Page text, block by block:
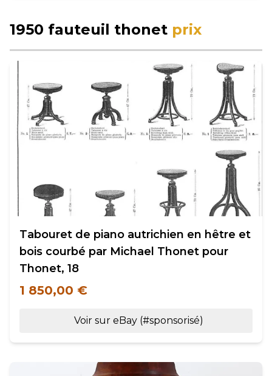
1950 fauteuil thonet prix
Tabouret de piano autrichien en hêtre et
bois courbé par Michael Thonet pour
Thonet, 18
1 850,00 €
Voir sur eBay (#sponsorisé)